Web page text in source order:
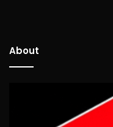
About